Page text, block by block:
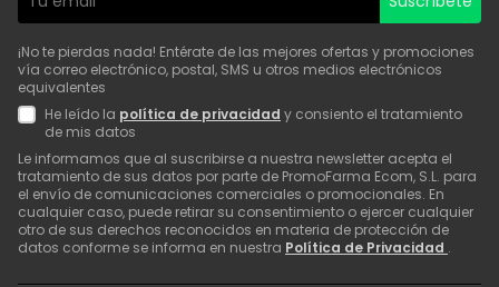
¡No te pierdas nada! Entérate de las mejores ofertas y promociones
vía correo electrónico, postal, SMS u otros medios electrónicos
equivalentes
He leído la política de privacidad y consiento el tratamiento
de mis datos
Le informamos que al suscribirse a nuestra newsletter acepta el
tratamiento de sus datos por parte de PromoFarma Ecom, S.L. para
el envío de comunicaciones comerciales o promocionales. En
cualquier caso, puede retirar su consentimiento o ejercer cualquier
otro de sus derechos reconocidos en materia de protección de
datos conforme se informa en nuestra Política de Privacidad .